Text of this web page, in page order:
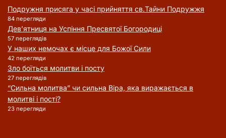
Подружня присягa у часі прийняття cв.Тайни Подружжя
84 перегляди
Дев’ятниця на Успіння Пресвятої Богородиці
57 переглядів
У наших немочах є місце для Божої Сили
42 перегляди
Зло боїться молитви і посту
27 переглядів
“Сильна молитва” чи сильна Віра, яка виражається в
молитві і пості?
23 перегляди